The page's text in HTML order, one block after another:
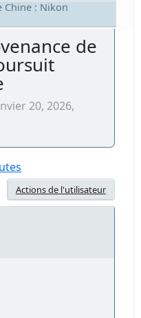
Chine : Nikon
de
20, 2026,
Actions de l'utilisateur